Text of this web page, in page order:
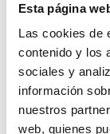
Esta página
Las cookies de
contenido y los
sociales y
información
nuestros
web, quienes
Actualmente se
Inicio >>
>>
Laboratorio
Dra. Anabel
profesional